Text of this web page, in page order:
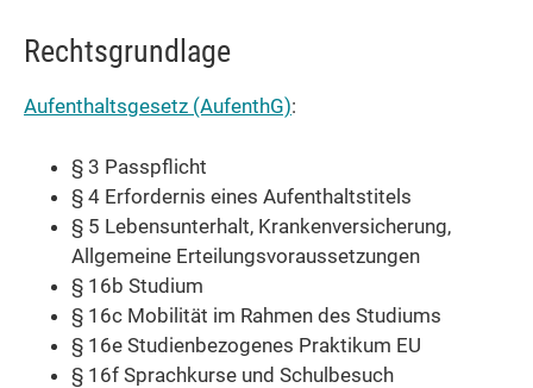
Rechtsgrundlage
Aufenthaltsgesetz (AufenthG):
§ 3 Passpflicht
§ 4 Erfordernis eines Aufenthaltstitels
§ 5 Lebensunterhalt, Krankenversicherung,
Allgemeine Erteilungsvoraussetzungen
§ 16b Studium
§ 16c Mobilität im Rahmen des Studiums
§ 16e Studienbezogenes Praktikum EU
§ 16f Sprachkurse und Schulbesuch